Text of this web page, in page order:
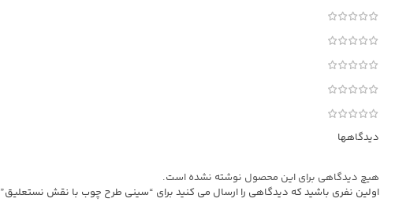
دیدگاهها
هیچ دیدگاهی برای این محصول نوشته نشده است.
اولین نفری باشید که دیدگاهی را ارسال می کنید برای “سینی طرح چوب با نقش نستعلیق”